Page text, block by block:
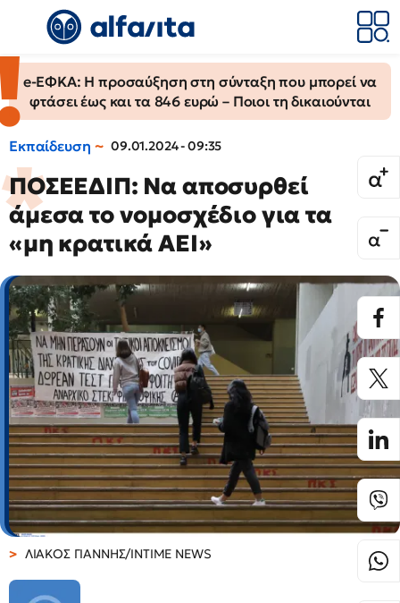
e-ΕΦΚΑ: Η προσαύξηση στη σύνταξη που μπορεί να
φτάσει έως και τα 846 ευρώ – Ποιοι τη δικαιούνται
Εκπαίδευση 09.01.2024 - 09:35
ΠΟΣΕΕΔΙΠ: Να αποσυρθεί
άμεσα το νομοσχέδιο για τα
«μη κρατικά ΑΕΙ»
ΛΙΑΚΟΣ ΓΙΑΝΝΗΣ/INTIME NEWS